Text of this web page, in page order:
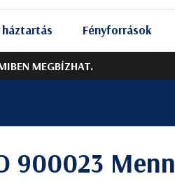
MEGBÍZHAT.
Fényforrások
900023